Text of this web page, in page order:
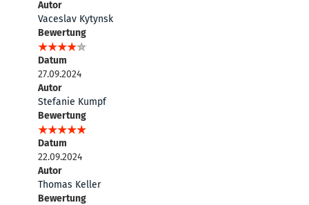
Autor
Vaceslav Kytynsk
Bewertung
Datum
27.09.2024
Autor
Stefanie Kumpf
Bewertung
Datum
22.09.2024
Autor
Thomas Keller
Bewertung